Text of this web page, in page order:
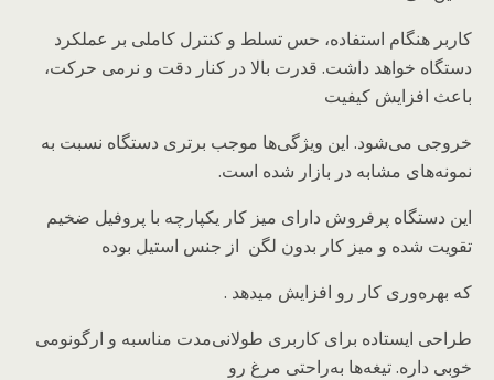
کاربر هنگام استفاده، حس تسلط و کنترل کاملی بر عملکرد
دستگاه خواهد داشت. قدرت بالا در کنار دقت و نرمی حرکت،
باعث افزایش کیفیت
خروجی می‌شود. این ویژگی‌ها موجب برتری دستگاه نسبت به
نمونه‌های مشابه در بازار شده است.
این دستگاه پرفروش دارای میز کار یکپارچه با پروفیل ضخیم
تقویت شده و میز کار بدون لگن از جنس استیل بوده
که بهره‌وری کار رو افزایش میدهد .
طراحی ایستاده برای کاربری طولانی‌مدت مناسبه و ارگونومی
خوبی داره. تیغه‌ها به‌راحتی مرغ رو